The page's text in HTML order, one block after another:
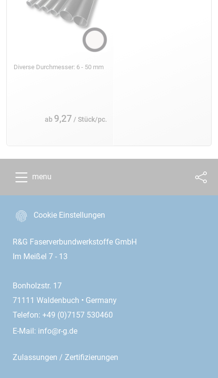
Diverse Durchmesser: 6 - 50 mm
ab 9,27 / Stück/pc.
menu
Cookie Einstellungen
R&G Faserverbundwerkstoffe GmbH
Im Meißel 7 - 13
Bonholzstr. 17
71111 Waldenbuch • Germany
Telefon: +49 (0)7157 530460
E-Mail: info@r-g.de
Zulassungen / Zertifizierungen